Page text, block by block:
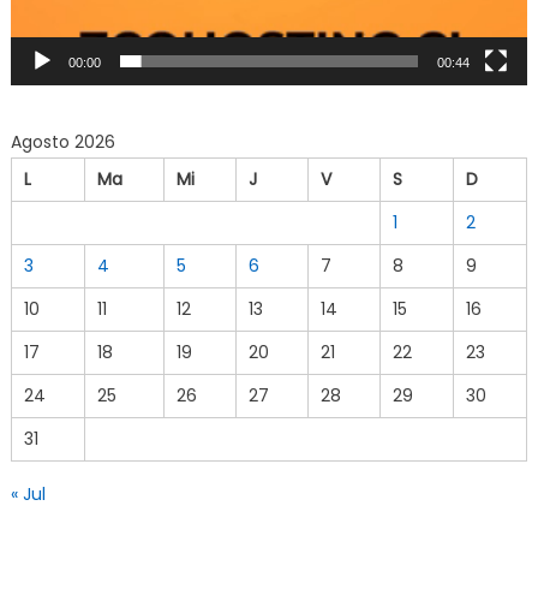
00:00 00:44
Agosto 2026
L
Ma Mi J V S
D
1
2
3
4 5 6 7 8
9
10
11 12 13 14 15
16
17
18 19 20 21 22
23
24
25 26 27 28 29
30
31
« Jul